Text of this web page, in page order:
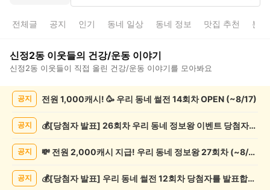
전체글 공지 인기 동네 일상 동네 정보 맛집 추천 분
신정2동 이웃들의 건강/운동 이야기
신정2동 이웃들이 직접 올린 건강/운동 이야기를 모아봐요
강/
공지 전원 1,000캐시! 🥳 우리 동네 썰전 14회차 OPEN (~8/17)
공지 💰[당첨자 발표] 26회차 우리 동네 정보왕 이벤트 당첨자를 발표합니다!
공지 💸 전원 2,000캐시 지급! 우리 동네 정보왕 27회차 (~8/10)
공지 💰[당첨자 발표] 우리 동네 썰전 12회차 당첨자를 발표합니다!